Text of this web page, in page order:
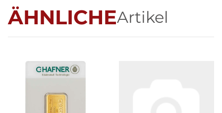
ÄHNLICHEArtikel